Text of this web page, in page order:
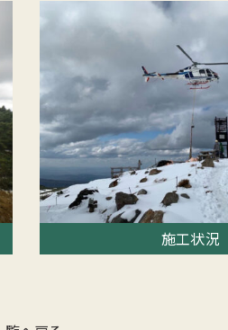
施工状況